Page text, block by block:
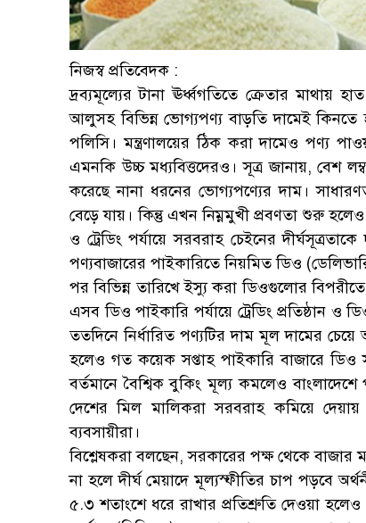
নিজস্ব প্রতিবেদক :
দ্রব্যমূল্যের টানা ঊর্ধ্বগতিতে ক্রেতার
আলুসহ বিভিন্ন ভোগ্যপণ্য বাড়তি দামেই কিনতে
পলিসি। মন্ত্রণালয়ের ঠিক করা দামেও পণ্য
এমনকি উচ্চ মধ্যবিত্তদেরও। সূত্র জানায়, বেশ
করেছে নানা ধরনের ভোগ্যপণ্যের দাম।
বেড়ে যায়। কিন্তু এখন নিম্নমুখী প্রবণতা শুরু
ও ট্রেডিং পর্যায়ে সরবরাহ চেইনের
পণ্যবাজারের পাইকারিতে নিয়মিত ডিও
পর বিভিন্ন তারিখে ইস্যু করা ডিওগুলোর
এসব ডিও পাইকারি পর্যায়ে ট্রেডিং প্রতিষ্ঠান ও
ততদিনে নির্ধারিত পণ্যটির দাম মূল দামের
হলেও গত কয়েক সপ্তাহ পাইকারি বাজারে ডিও
বর্তমানে বৈশ্বিক বুকিং মূল্য কমলেও
দেশের মিল মালিকরা সরবরাহ কমিয়ে
ব্যবসায়ীরা।
বিশ্লেষকরা বলছেন, সরকারের পক্ষ থেকে বাজার
না হলে দীর্ঘ মেয়াদে মূল্যস্ফীতির চাপ পড়বে
৫.৩ শতাংশে ধরে রাখার প্রতিশ্রুতি দেওয়া হলেও